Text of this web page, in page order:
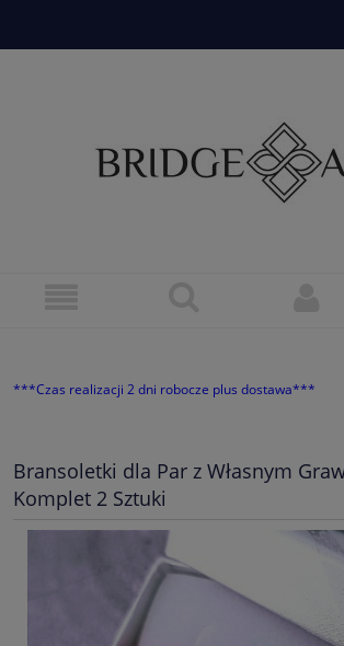
***Czas realizacji 2 dni robocze plus dostawa***
Bransoletki dla Par z Własnym
Komplet 2 Sztuki